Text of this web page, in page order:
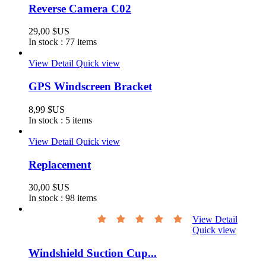
Reverse Camera C02
29,00 $US
In stock : 77 items
View Detail Quick view
GPS Windscreen Bracket
8,99 $US
In stock : 5 items
View Detail Quick view
Replacement
30,00 $US
In stock : 98 items
View Detail
Quick view
Windshield Suction Cup...